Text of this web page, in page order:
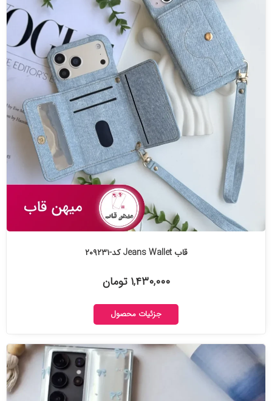
قاب Jeans Wallet کد-۲۰۹۲۳۱
۱,۴۳۰,۰۰۰ تومان
جزئیات محصول